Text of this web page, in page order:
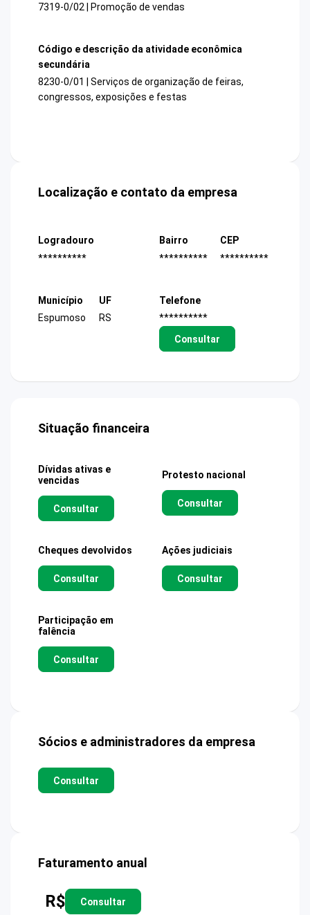
7319-0/02 | Promoção de vendas
Código e descrição da atividade econômica
secundária
8230-0/01 | Serviços de organização de feiras,
congressos, exposições e festas
Localização e contato da empresa
Logradouro
**********
Bairro
**********
CEP
**********
Município
Espumoso
UF
RS
Telefone
**********
Consultar
Situação financeira
Dívidas ativas e
vencidas
Consultar
Protesto nacional
Consultar
Cheques devolvidos
Consultar
Ações judiciais
Consultar
Participação em
falência
Consultar
Sócios e administradores da empresa
Consultar
Faturamento anual
R$ Consultar